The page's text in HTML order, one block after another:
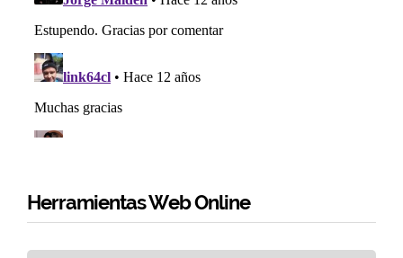
Herramientas Web Online